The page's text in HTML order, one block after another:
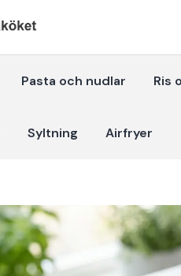
Pasta och nudlar Ris
Syltning Airfryer